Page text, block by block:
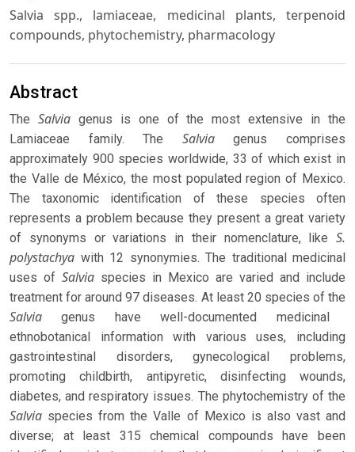
Salvia spp., lamiaceae, medicinal plants, terpenoid
compounds, phytochemistry, pharmacology
Abstract
The Salvia genus is one of the most extensive in the
Lamiaceae family. The
Salviagenus comprises
approximately 900 species worldwide, 33 of which exist in
the Valle de México, the most populated region of Mexico.
The taxonomic identification of these species often
represents a problem because they present a great variety
of synonyms or variations in their nomenclature, like S.
polystachya with 12 synonymies. The traditional medicinal
uses of Salvia species in Mexico are varied and include
treatment for around 97 diseases. At least 20 species of the
Salvia genus have well-documented medicinal
ethnobotanical information with various uses, including
gastrointestinal disorders, gynecological problems,
promoting childbirth, antipyretic, disinfecting wounds,
diabetes, and respiratory issues. The phytochemistry of the
Salvia species from the Valle of Mexico is also vast and
diverse; at least 315 chemical compounds have been